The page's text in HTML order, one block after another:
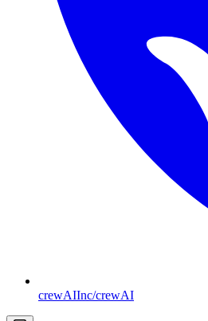
crewAIInc/crewAI